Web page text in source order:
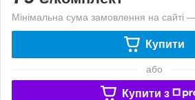
Мінімальна сума замовлення на сайті
Купити
або
Купити з